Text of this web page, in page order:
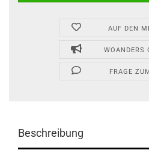
AUF DEN
WOANDERS
FRAGE
Beschreibung